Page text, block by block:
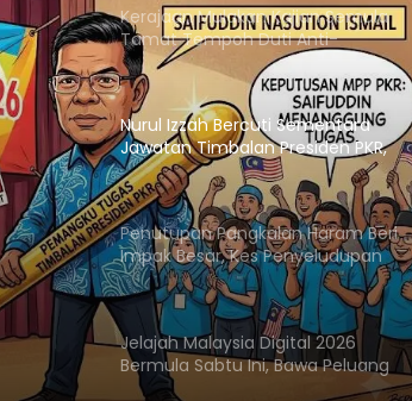
Kerajaan Mulakan Kajian Semula
Tamat Tempoh Duti Anti-
Lambakan Import Gegelung Keluli
China, Vietnam
Nurul Izzah Bercuti Sementara
Jawatan Timbalan Presiden PKR,
Saifuddin Pemangku Tugas
Penutupan Pangkalan Haram Beri
Impak Besar, Kes Penyeludupan
Petrol dan Diesel Menjunam
Jelajah Malaysia Digital 2026
Bermula Sabtu Ini, Bawa Peluang
Ekonomi ke Komuniti Setempat